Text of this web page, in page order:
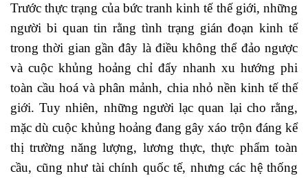
Trước thực trạng của bức tranh kinh tế thế giới, những
người bi quan tin rằng tình trạng gián đoạn kinh tế
trong thời gian gần đây là điều không thể đảo ngược
và cuộc khủng hoảng chỉ đẩy nhanh xu hướng phi
toàn cầu hoá và phân mảnh, chia nhỏ nền kinh tế thế
giới. Tuy nhiên, những người lạc quan lại cho rằng,
mặc dù cuộc khủng hoảng đang gây xáo trộn đáng kể
thị trường năng lượng, lương thực, thực phẩm toàn
cầu, cũng như tài chính quốc tế, nhưng các hệ thống